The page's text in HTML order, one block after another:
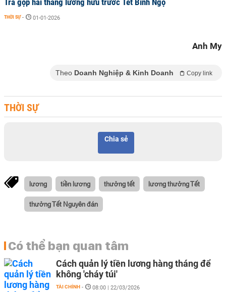
Trả gộp hai tháng lương hưu trước Tết Bính Ngọ
THỜI SỰ - 01-01-2026
Anh My
Theo Doanh Nghiệp & Kinh Doanh Copy link
THỜI SỰ
Chia sẻ
lương tiền lương thưởng tết lương thưởng Tết
thưởng Tết Nguyên đán
Có thể bạn quan tâm
Cách quản lý tiền lương hàng tháng để
không 'cháy túi'
TÀI CHÍNH - 08:00 | 22/03/2026